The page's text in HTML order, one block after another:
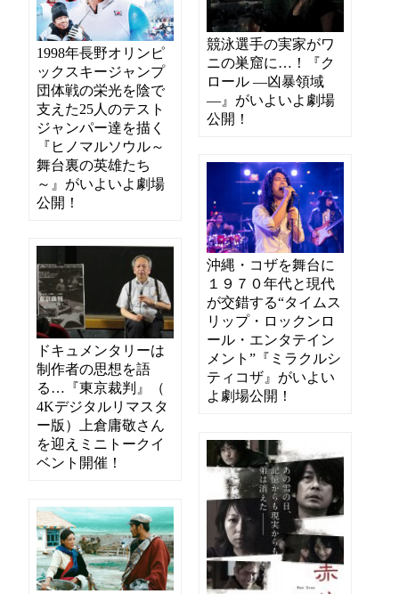
1998年長野オリンピ
ックスキージャンプ
団体戦の栄光を陰で
支えた25人のテスト
ジャンパー達を描く
『ヒノマルソウル～
舞台裏の英雄たち
～』がいよいよ劇場
公開！
競泳選手の実家がワ
ニの巣窟に…！『ク
ロール ―凶暴領域
―』がいよいよ劇場
公開！
沖縄・コザを舞台に
１９７０年代と現代
が交錯する“タイムス
リップ・ロックンロ
ール・エンタテイン
メント”『ミラクルシ
ティコザ』がいよい
よ劇場公開！
ドキュメンタリーは
制作者の思想を語
る…『東京裁判』（
4Kデジタルリマスタ
ー版）上倉庸敬さん
を迎えミニトークイ
ベント開催！